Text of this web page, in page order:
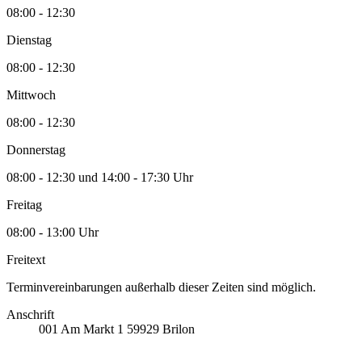
08:00 - 12:30
Dienstag
08:00 - 12:30
Mittwoch
08:00 - 12:30
Donnerstag
08:00 - 12:30 und 14:00 - 17:30 Uhr
Freitag
08:00 - 13:00 Uhr
Freitext
Terminvereinbarungen außerhalb dieser Zeiten sind möglich.
Anschrift
001 Am Markt 1 59929 Brilon